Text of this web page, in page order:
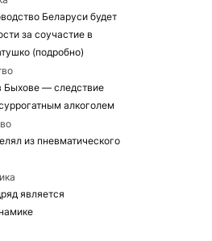
Беларуси будет
за соучастие в
(подробно)
Быхове — следствие
алкоголем
из пневматического
является